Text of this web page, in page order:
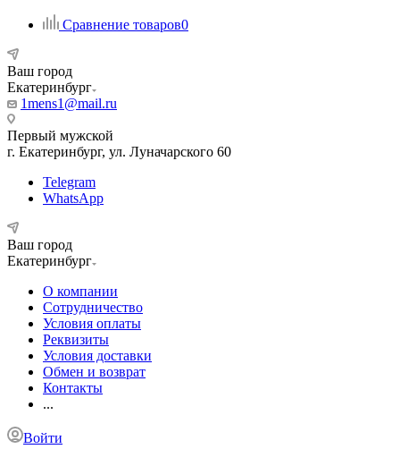
Сравнение товаров0
Ваш город
Екатеринбург
1mens1@mail.ru
Первый мужской
г. Екатеринбург, ул. Луначарского 60
Telegram
WhatsApp
Ваш город
Екатеринбург
О компании
Сотрудничество
Условия оплаты
Реквизиты
Условия доставки
Обмен и возврат
Контакты
...
Войти